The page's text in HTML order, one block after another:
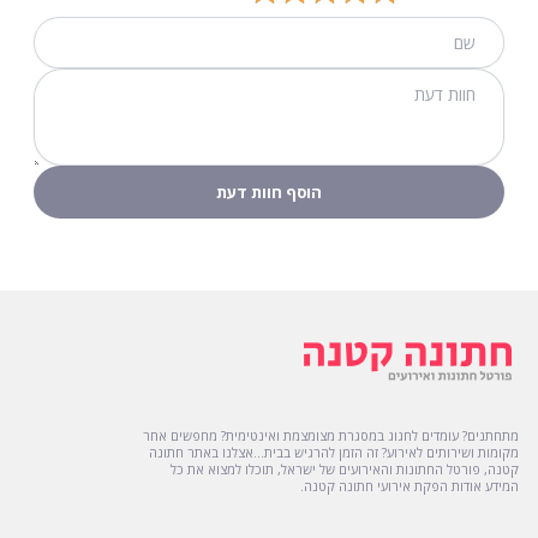
מתחתנים? עומדים לחגוג במסגרת מצומצמת ואינטימית? מחפשים אחר
מקומות ושירותים לאירוע? זה הזמן להרגיש בבית...אצלנו באתר חתונה
קטנה, פורטל החתונות והאירועים של ישראל, תוכלו למצוא את כל
המידע אודות הפקת אירועי חתונה קטנה.